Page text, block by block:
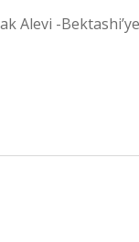
Alevi -Bektashi’ye